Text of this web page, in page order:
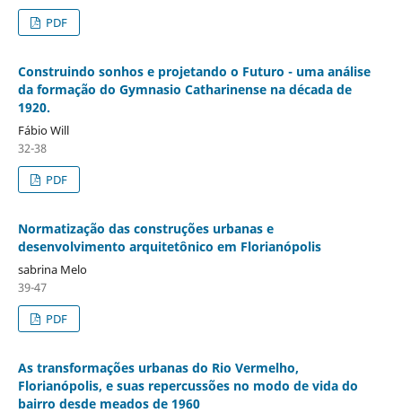
PDF
Construindo sonhos e projetando o Futuro - uma análise
da formação do Gymnasio Catharinense na década de
1920.
Fábio Will
32-38
PDF
Normatização das construções urbanas e
desenvolvimento arquitetônico em Florianópolis
sabrina Melo
39-47
PDF
As transformações urbanas do Rio Vermelho,
Florianópolis, e suas repercussões no modo de vida do
bairro desde meados de 1960